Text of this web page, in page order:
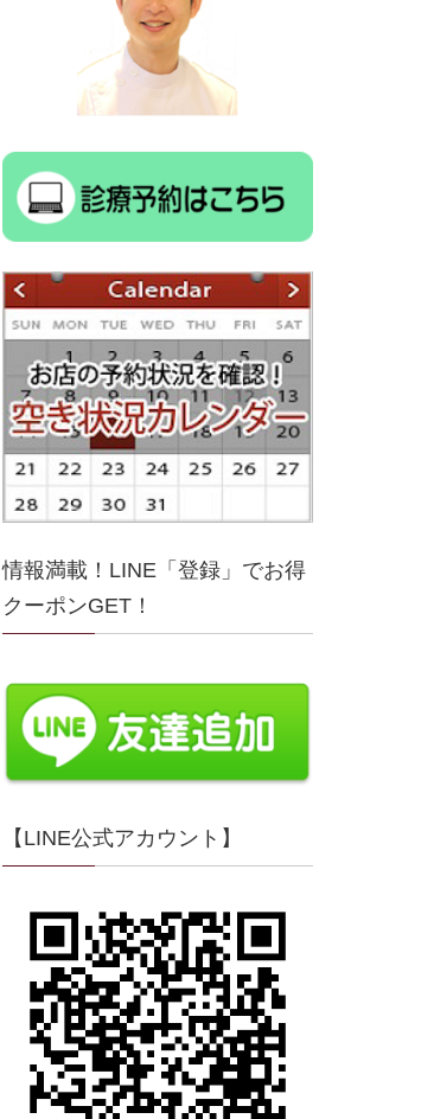
情報満載！LINE「登録」でお得
クーポンGET！
【LINE公式アカウント】